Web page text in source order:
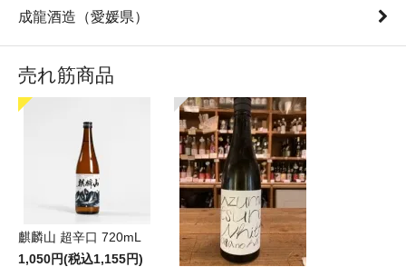
成龍酒造（愛媛県）
売れ筋商品
麒麟山 超辛口 720mL
1,050円(税込1,155円)